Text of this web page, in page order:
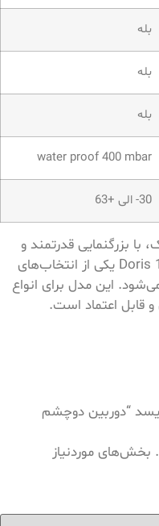
بله
بله
بله
water proof 400 mbar
30- الی +63
بزرگنمایی قدرتمند و
کیفیت تصویر شفاف هستید، Doris 10×42 یکی از انتخاب‌های
این مدل برای انواع
قابل اعتماد است.
“دوربین دوچشم
بخش‌های موردنیاز